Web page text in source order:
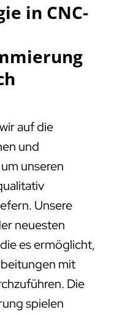
in CNC-
auf die
und
unseren
Unsere
neuesten
es ermöglicht,
mit
Die
spielen